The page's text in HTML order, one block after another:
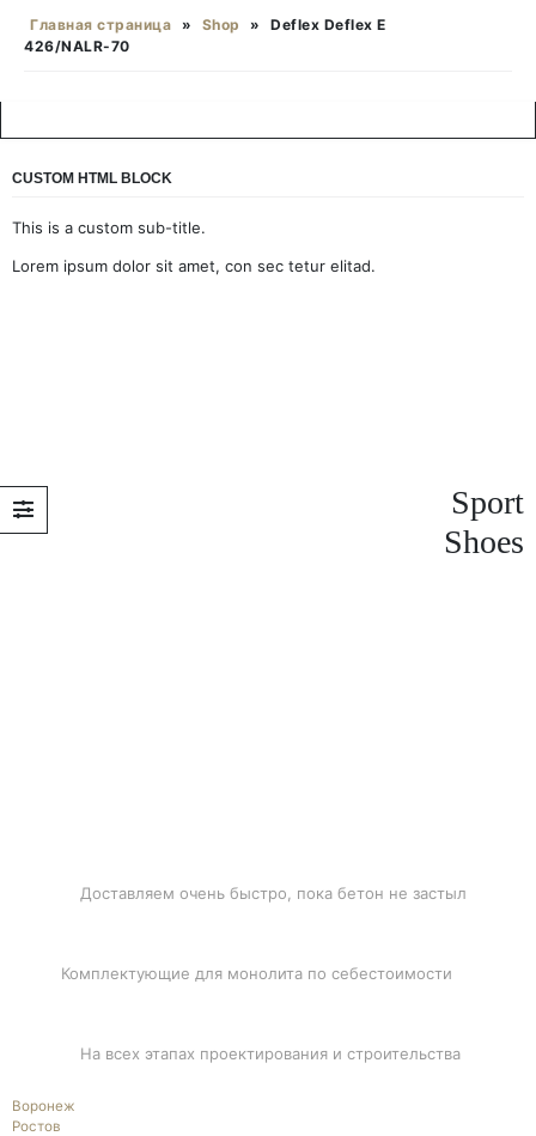
Главная страница » Shop »
Deflex Deflex E
426/NALR-70
CUSTOM HTML BLOCK
This is a custom sub-title.
Lorem ipsum dolor sit amet, con sec tetur elitad.
Sport
Shoes
Доставляем очень быстро, пока бетон не застыл
Комплектующие для монолита по себестоимости
На всех этапах проектирования и строительства
Воронеж
Ростов